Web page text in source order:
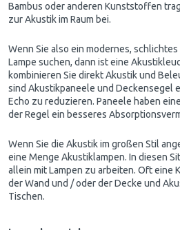
Bambus oder anderen Kunststoffen
zur Akustik im Raum bei.
Wenn Sie also ein modernes,
Lampe suchen, dann ist eine
kombinieren Sie direkt Akustik und
sind Akustikpaneele und Deckensegel
Echo zu reduzieren. Paneele haben
der Regel ein besseres
Wenn Sie die Akustik im großen Stil
eine Menge Akustiklampen. In diesen
allein mit Lampen zu arbeiten. Oft eine
der Wand und / oder der Decke und
Tischen.